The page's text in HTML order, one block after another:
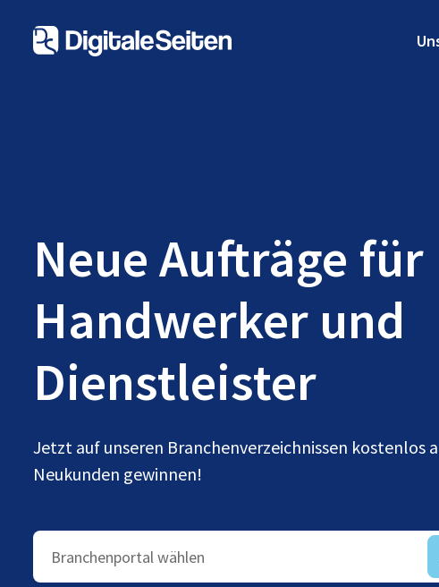
Neue Aufträge für
Handwerker und
Dienstleister
Jetzt auf unseren Branchenverzeichnissen kostenlos
Neukunden gewinnen!
Branchenportal wählen